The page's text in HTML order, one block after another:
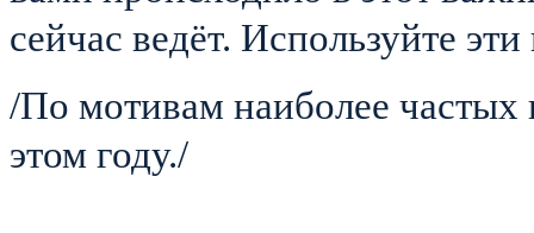
сейчас ведёт. Используйте
/По мотивам наиболее частых
этом году./